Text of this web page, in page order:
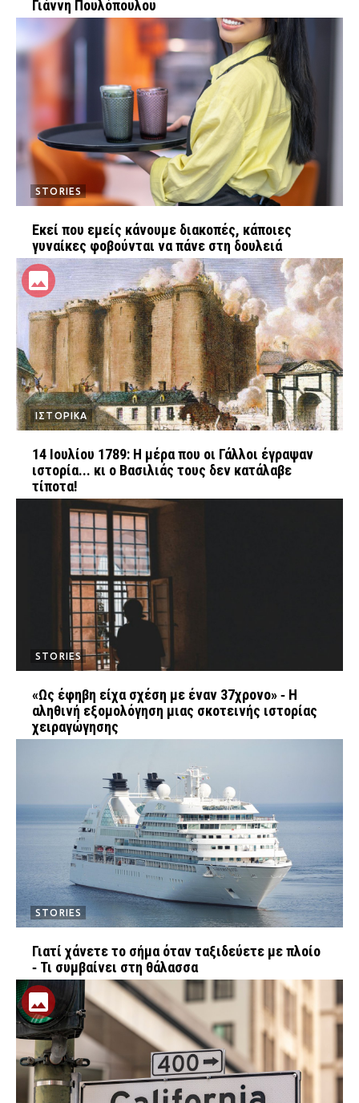
Γιάννη Πουλόπουλου
STORIES
Εκεί που εμείς κάνουμε διακοπές, κάποιες
γυναίκες φοβούνται να πάνε στη δουλειά
ΙΣΤΟΡΙΚΑ
14 Ιουλίου 1789: Η μέρα που οι Γάλλοι έγραψαν
ιστορία... κι ο Βασιλιάς τους δεν κατάλαβε
τίποτα!
STORIES
«Ως έφηβη είχα σχέση με έναν 37χρονο» ‑ Η
αληθινή εξομολόγηση μιας σκοτεινής ιστορίας
χειραγώγησης
STORIES
Γιατί χάνετε το σήμα όταν ταξιδεύετε με πλοίο
‑ Τι συμβαίνει στη θάλασσα